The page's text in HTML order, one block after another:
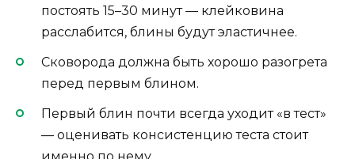
постоять 15–30 минут — клейковина
расслабится, блины будут эластичнее.
Сковорода должна быть хорошо разогрета
перед первым блином.
Первый блин почти всегда уходит «в тест»
— оценивать консистенцию теста стоит